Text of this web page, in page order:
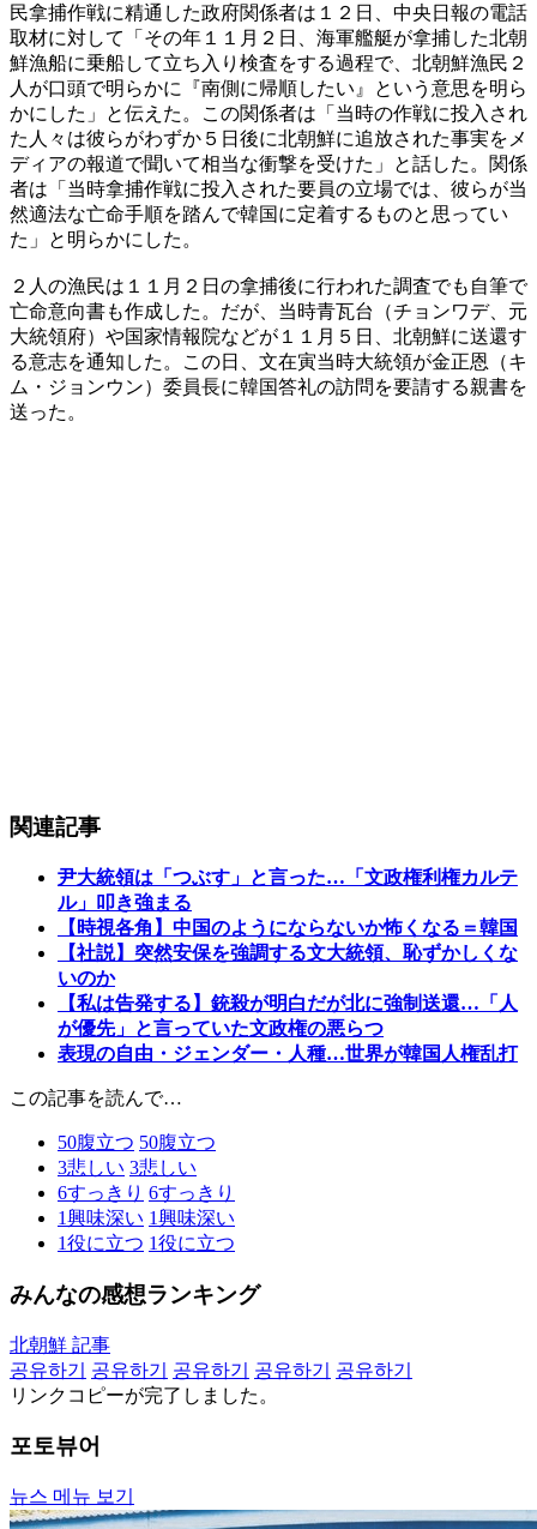
民拿捕作戦に精通した政府関係者は１２日、中央日報の電話
取材に対して「その年１１月２日、海軍艦艇が拿捕した北朝
鮮漁船に乗船して立ち入り検査をする過程で、北朝鮮漁民２
人が口頭で明らかに『南側に帰順したい』という意思を明ら
かにした」と伝えた。この関係者は「当時の作戦に投入され
た人々は彼らがわずか５日後に北朝鮮に追放された事実をメ
ディアの報道で聞いて相当な衝撃を受けた」と話した。関係
者は「当時拿捕作戦に投入された要員の立場では、彼らが当
然適法な亡命手順を踏んで韓国に定着するものと思ってい
た」と明らかにした。
２人の漁民は１１月２日の拿捕後に行われた調査でも自筆で
亡命意向書も作成した。だが、当時青瓦台（チョンワデ、元
大統領府）や国家情報院などが１１月５日、北朝鮮に送還す
る意志を通知した。この日、文在寅当時大統領が金正恩（キ
ム・ジョンウン）委員長に韓国答礼の訪問を要請する親書を
送った。
関連記事
尹大統領は「つぶす」と言った…「文政権利権カルテ
ル」叩き強まる
【時視各角】中国のようにならないか怖くなる＝韓国
【社説】突然安保を強調する文大統領、恥ずかしくな
いのか
【私は告発する】銃殺が明白だが北に強制送還…「人
が優先」と言っていた文政権の悪らつ
表現の自由・ジェンダー・人種…世界が韓国人権乱打
この記事を読んで…
50腹立つ 50腹立つ
3悲しい 3悲しい
6すっきり 6すっきり
1興味深い 1興味深い
1役に立つ 1役に立つ
みんなの感想ランキング
北朝鮮 記事
공유하기
공유하기 공유하기 공유하기
공유하기
リンクコピーが完了しました。
포토뷰어
뉴스 메뉴 보기